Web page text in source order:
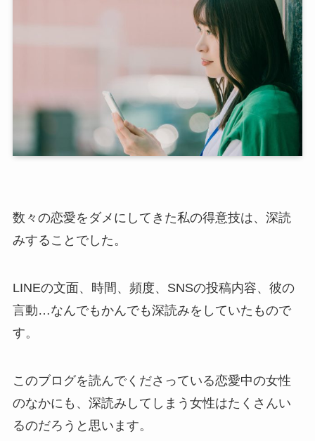
数々の恋愛をダメにしてきた私の得意技は、深読
みすることでした。
LINEの文面、時間、頻度、SNSの投稿内容、彼の
言動…なんでもかんでも深読みをしていたもので
す。
このブログを読んでくださっている恋愛中の女性
のなかにも、深読みしてしまう女性はたくさんい
るのだろうと思います。